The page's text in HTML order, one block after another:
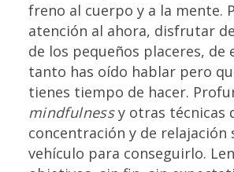
freno al cuerpo y a la mente.
atención al ahora, disfrutar
de los pequeños placeres, de
tanto has oído hablar pero
tienes tiempo de hacer.
mindfulnessy otras técnicas
concentración y de relajación
vehículo para conseguirlo.